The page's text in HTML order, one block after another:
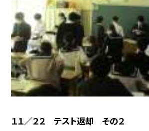
１１／２２ テスト返却 その２